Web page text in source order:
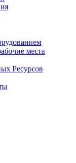
места
Ресурсов